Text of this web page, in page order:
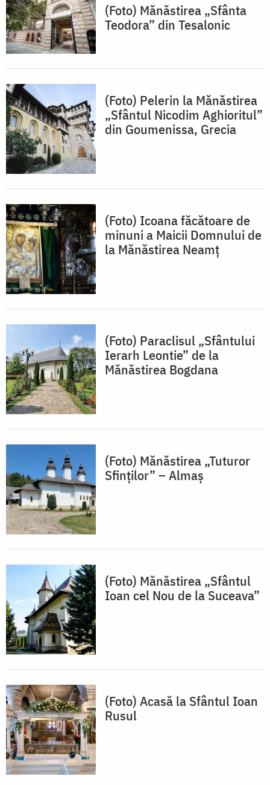
(Foto) Mănăstirea „Sfânta
Teodora” din Tesalonic
(Foto) Pelerin la Mănăstirea
„Sfântul Nicodim Aghioritul”
din Goumenissa, Grecia
(Foto) Icoana făcătoare de
minuni a Maicii Domnului de
la Mănăstirea Neamț
(Foto) Paraclisul „Sfântului
Ierarh Leontie” de la
Mănăstirea Bogdana
(Foto) Mănăstirea „Tuturor
Sfinților” – Almaș
(Foto) Mănăstirea „Sfântul
Ioan cel Nou de la Suceava”
(Foto) Acasă la Sfântul Ioan
Rusul